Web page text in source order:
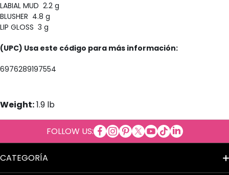
LABIAL MUD 2.2 g
BLUSHER 4.8 g
LIP GLOSS 3 g
(UPC) Usa este código para más información:
6976289197554
Weight:1.9 lb
FOLLOW US:facebookcom/
instagramcom/
copinterestcom/
twittercom/
youtubecom/
tiktokcom/
tme/
linkedincom/
al-
CATEGORÍA